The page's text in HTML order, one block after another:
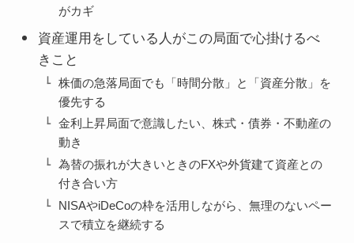
がカギ
資産運用をしている人がこの局面で心掛けるべ
きこと
株価の急落局面でも「時間分散」と「資産分散」を
優先する
金利上昇局面で意識したい、株式・債券・不動産の
動き
為替の振れが大きいときのFXや外貨建て資産との
付き合い方
NISAやiDeCoの枠を活用しながら、無理のないペー
スで積立を継続する